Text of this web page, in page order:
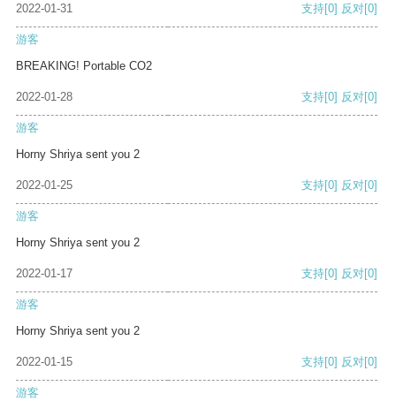
2022-01-31 支持[0] 反对[0]
游客
BREAKING! Portable CO2
2022-01-28 支持[0] 反对[0]
游客
Horny Shriya sent you 2
2022-01-25 支持[0] 反对[0]
游客
Horny Shriya sent you 2
2022-01-17 支持[0] 反对[0]
游客
Horny Shriya sent you 2
2022-01-15 支持[0] 反对[0]
游客